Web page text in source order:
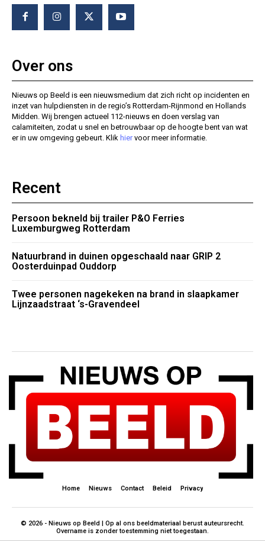
Over ons
Nieuws op Beeld is een nieuwsmedium dat zich richt op incidenten en
inzet van hulpdiensten in de regio’s Rotterdam-Rijnmond en Hollands
Midden. Wij brengen actueel 112-nieuws en doen verslag van
calamiteiten, zodat u snel en betrouwbaar op de hoogte bent van wat
er in uw omgeving gebeurt. Klik hiervoor meer informatie.
Recent
Persoon bekneld bij trailer P&O Ferries
Luxemburgweg Rotterdam
Natuurbrand in duinen opgeschaald naar GRIP 2
Oosterduinpad Ouddorp
Twee personen nagekeken na brand in slaapkamer
Lijnzaadstraat ‘s-Gravendeel
Home Nieuws Contact Beleid Privacy
© 2026 - Nieuws op Beeld | Op al ons beeldmateriaal berust auteursrecht.
Overname is zonder toestemming niet toegestaan.